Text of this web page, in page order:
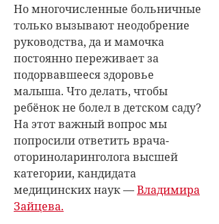
Но многочисленные больничные
только вызывают неодобрение
руководства, да и мамочка
постоянно переживает за
подорвавшееся здоровье
малыша. Что делать, чтобы
ребёнок не болел в детском саду?
На этот важный вопрос мы
попросили ответить врача-
оториноларинголога высшей
категории, кандидата
медицинских наук —Владимира
Зайцева.